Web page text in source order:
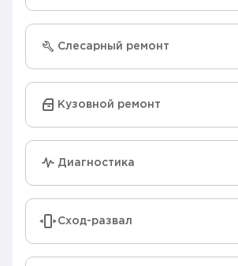
Слесарный ремонт
Кузовной ремонт
Диагностика
Сход-развал